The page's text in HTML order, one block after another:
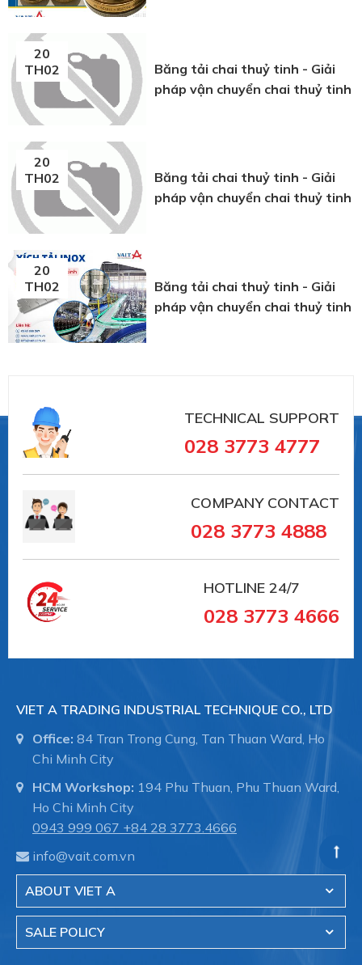
20
TH02
Băng tải chai thuỷ tinh - Giải
pháp vận chuyển chai thuỷ tinh
20
TH02
Băng tải chai thuỷ tinh - Giải
pháp vận chuyển chai thuỷ tinh
20
TH02
Băng tải chai thuỷ tinh - Giải
pháp vận chuyển chai thuỷ tinh
TECHNICAL SUPPORT
028 3773 4777
COMPANY CONTACT
028 3773 4888
HOTLINE 24/7
028 3773 4666
VIET A TRADING INDUSTRIAL TECHNIQUE CO., LTD
Office: 84 Tran Trong Cung, Tan Thuan Ward, Ho
Chi Minh City
HCM Workshop: 194 Phu Thuan, Phu Thuan Ward,
Ho Chi Minh City
0943 999 067 +84 28 3773.4666
info@vait.com.vn
ABOUT VIET A
SALE POLICY